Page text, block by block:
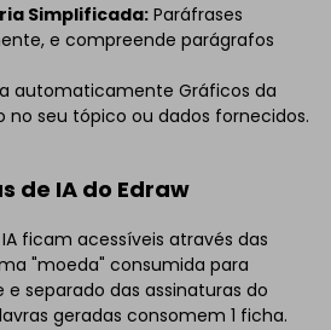
Simplificada: Paráfrases
e compreende parágrafos
automaticamente Gráficos da
no seu tópico ou dados fornecidos.
de IA do Edraw
ficam acessíveis através das
"moeda" consumida para
e separado das assinaturas do
geradas consomem 1 ficha.